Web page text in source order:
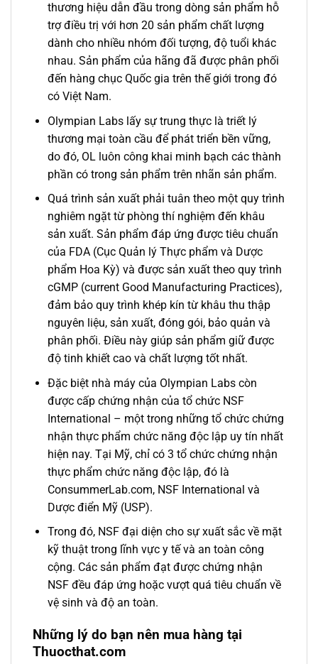
thương hiệu dẫn đầu trong dòng sản phẩm hỗ
trợ điều trị với hơn 20 sản phẩm chất lượng
dành cho nhiều nhóm đối tượng, độ tuổi khác
nhau. Sản phẩm của hãng đã được phân phối
đến hàng chục Quốc gia trên thế giới trong đó
có Việt Nam.
Olympian Labs lấy sự trung thực là triết lý
thương mại toàn cầu để phát triển bền vững,
do đó, OL luôn công khai minh bạch các thành
phần có trong sản phẩm trên nhãn sản phẩm.
Quá trình sản xuất phải tuân theo một quy trình
nghiêm ngặt từ phòng thí nghiệm đến khâu
sản xuất. Sản phẩm đáp ứng được tiêu chuẩn
của FDA (Cục Quản lý Thực phẩm và Dược
phẩm Hoa Kỳ) và được sản xuất theo quy trình
cGMP (current Good Manufacturing Practices),
đảm bảo quy trình khép kín từ khâu thu thập
nguyên liệu, sản xuất, đóng gói, bảo quản và
phân phối. Điều này giúp sản phẩm giữ được
độ tinh khiết cao và chất lượng tốt nhất.
Đặc biệt nhà máy của Olympian Labs còn
được cấp chứng nhận của tổ chức NSF
International – một trong những tổ chức chứng
nhận thực phẩm chức năng độc lập uy tín nhất
hiện nay. Tại Mỹ, chỉ có 3 tổ chức chứng nhận
thực phẩm chức năng độc lập, đó là
ConsummerLab.com, NSF International và
Dược điển Mỹ (USP).
Trong đó, NSF đại diện cho sự xuất sắc về mặt
kỹ thuật trong lĩnh vực y tế và an toàn công
cộng. Các sản phẩm đạt được chứng nhận
NSF đều đáp ứng hoặc vượt quá tiêu chuẩn về
vệ sinh và độ an toàn.
Những lý do bạn nên mua hàng tại
Thuocthat.com